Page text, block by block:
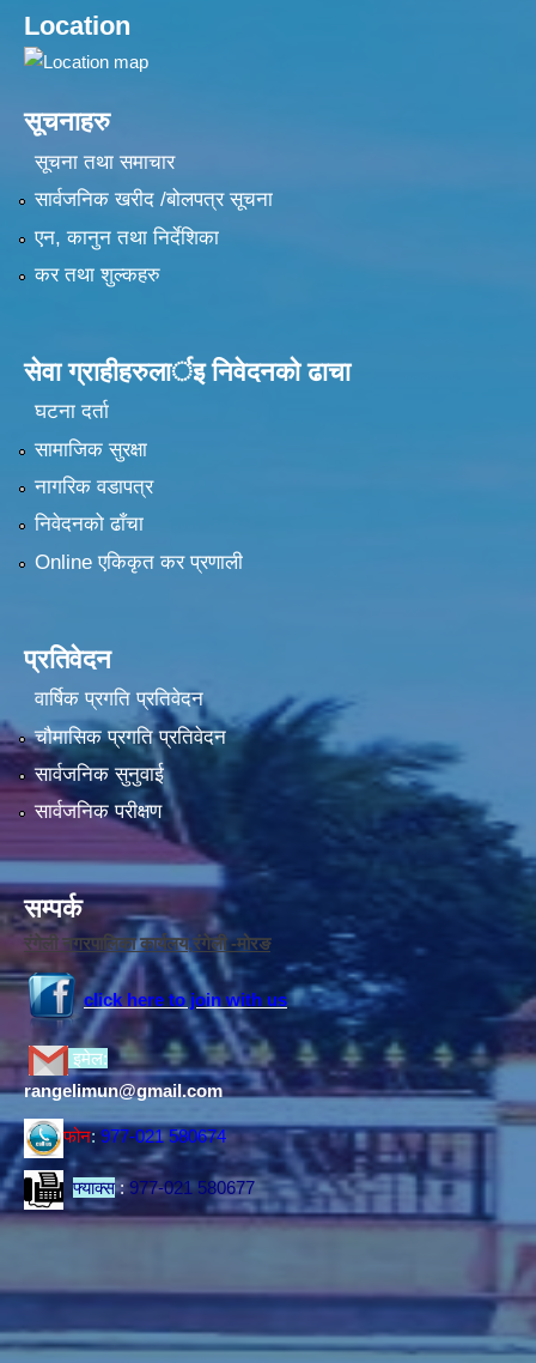
Location
सूचनाहरु
सूचना तथा समाचार
सार्वजनिक खरीद /बोलपत्र सूचना
एन, कानुन तथा निर्देशिका
कर तथा शुल्कहरु
सेवा ग्राहीहरुलार्इ निवेदनकाे ढा‍चा
घटना दर्ता
सामाजिक सुरक्षा
नागरिक वडापत्र
निवेदनको ढाँचा
Online एकिकृत कर प्रणाली
प्रतिवेदन
वार्षिक प्रगति प्रतिवेदन
चौमासिक प्रगति प्रतिवेदन
सार्वजनिक सुनुवाई
सार्वजनिक परीक्षण
सम्पर्क
रंगेली नगरपालिका कार्यलय,रंगेली -मोरङ
click here to join with us
इमेल:
rangelimun@gmail.com
फोन:977-021 580674
फ्याक्स:977-021 580677